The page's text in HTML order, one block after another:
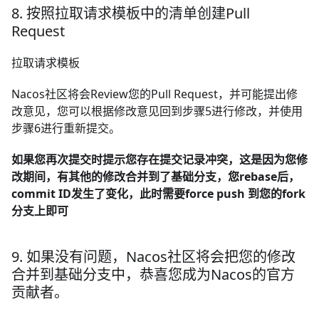
8. 按照拉取请求模板中的清单创建Pull
Request
拉取请求模板
Nacos社区将会Review您的Pull Request，并可能提出修
改意见，您可以根据修改意见回到步骤5进行修改，并使用
步骤6进行重新提交。
如果您再次提交时提示您存在提交记录冲突，这是因为您修
改期间，有其他的修改合并到了基础分支，您rebase后，
commit ID发生了变化，此时需要force push 到您的fork
分支上即可
9. 如果没有问题，Nacos社区将会把您的修改
合并到基础分支中，恭喜您成为Nacos的官方
贡献者。